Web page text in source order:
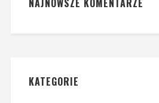
KATEGORIE